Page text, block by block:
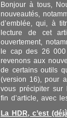
Bonjour à tous,
nouveautés,
d’emblée, qui, à
lecture de cet
ouvertement,
le cap des 26
revenons aux
de certains outils
(version 16), pour
vous précipiter sur
fin d’article, avec
La HDR, c’est